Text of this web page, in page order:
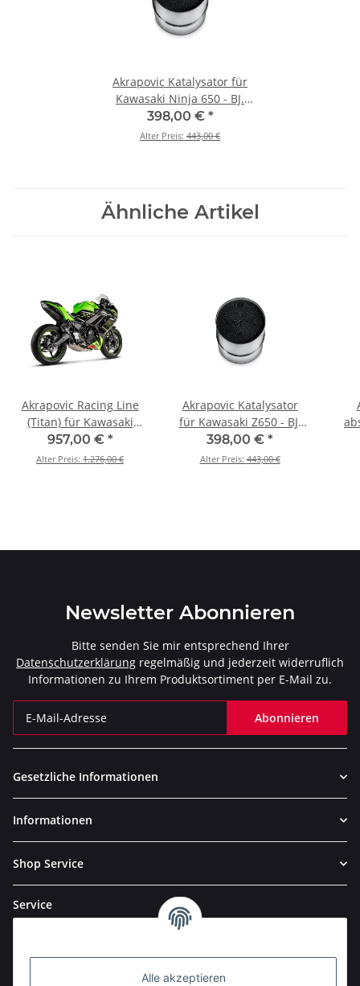
Alle akzeptieren
Akrapovic Katalysator für
Kawasaki Ninja 650 - BJ.
2017 > 2020 (P-KAT-076)
398,00 € *
Alter Preis: 443,00 €
Ähnliche Artikel
Akrapovic Racing Line
(Titan) für Kawasaki
Ninja 650 - BJ. 2017 >
2026 (S-K6R13-AFCRT/1)
957,00 € *
Alter Preis: 1.276,00 €
Akrapovic Katalysator
für Kawasaki Z650 - BJ.
2017 > 2020 (P-KAT-076)
398,00 € *
Alter Preis:443,00 €
Newsletter Abonnieren
Bitte senden Sie mir entsprechend Ihrer
Datenschutzerklärung regelmäßig und jederzeit widerruflich
Informationen zu Ihrem Produktsortiment per E-Mail zu.
Abonnieren
Gesetzliche Informationen
Informationen
Shop Service
Service